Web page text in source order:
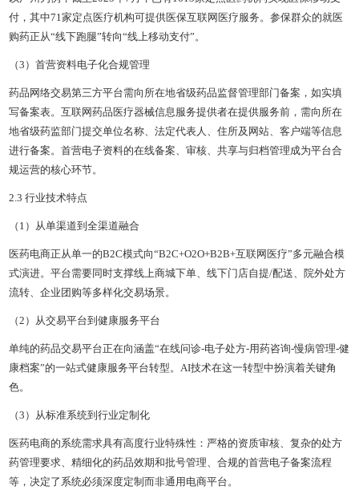
付，其中71家定点医疗机构可提供医保互联网医疗服务。参保群众的就医
购药正从“线下跑腿”转向“线上移动支付”。
（3）首营资料电子化合规管理
药品网络交易第三方平台需向所在地省级药品监督管理部门备案，如实填
写备案表。互联网药品医疗器械信息服务提供者在提供服务前，需向所在
地省级药监部门提交单位名称、法定代表人、住所及网站、客户端等信息
进行备案。首营电子资料的在线备案、审核、共享与归档管理成为平台合
规运营的核心环节。
2.3 行业技术特点
（1）从单渠道到全渠道融合
医药电商正从单一的B2C模式向“B2C+O2O+B2B+互联网医疗”多元融合模
式演进。平台需要同时支撑线上商城下单、线下门店自提/配送、院外处方
流转、企业团购等多样化交易场景。
（2）从交易平台到健康服务平台
单纯的药品交易平台正在向涵盖“在线问诊-电子处方-用药咨询-慢病管理-健
康档案”的一站式健康服务平台转型。AI技术在这一转型中扮演着关键角
色。
（3）从标准系统到行业定制化
医药电商的系统需求具有高度行业特殊性：严格的资质审核、复杂的处方
药管理要求、精细化的药品效期和批号管理、合规的首营电子备案流程
等，决定了系统必须深度定制而非通用电商平台。